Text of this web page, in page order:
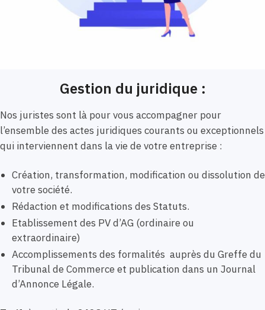
Gestion du juridique :
Nos juristes sont là pour vous accompagner pour
l’ensemble des actes juridiques courants ou exceptionnels
qui interviennent dans la vie de votre entreprise :
Création, transformation, modification ou dissolution de
votre société.
Rédaction et modifications des Statuts.
Etablissement des PV d’AG (ordinaire ou
extraordinaire)
Accomplissements des formalités auprès du Greffe du
Tribunal de Commerce et publication dans un Journal
d’Annonce Légale.